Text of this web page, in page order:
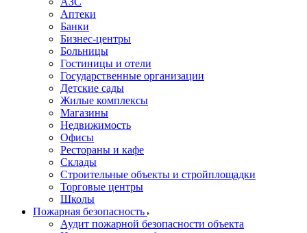
Аптеки
Банки
Бизнес-центры
Больницы
Гостиницы и отели
Государственные организации
Детские сады
Жилые комплексы
Магазины
Недвижимость
Офисы
Рестораны и кафе
Склады
Строительные объекты и стройплощадки
Торговые центры
Школы
Пожарная безопасность
Аудит пожарной безопасности объекта